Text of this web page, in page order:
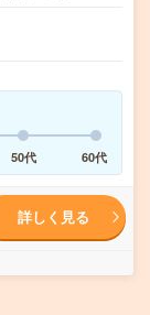
50代 60代
詳しく見る